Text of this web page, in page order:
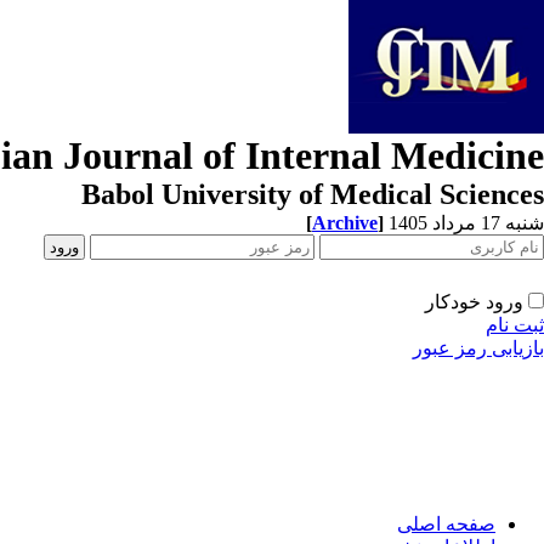
Journal of Internal Medicine
Babol University of Medical Sciences
شنبه 17 مرداد 1405 [Archive]
ورود خودکار
ثبت نام
بازیابی رمز عبور
صفحه اصلی